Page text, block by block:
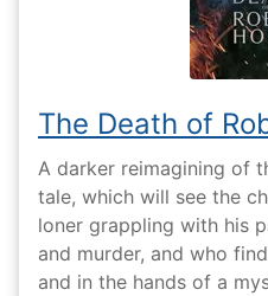
The Death of
A darker reimagining of
tale, which will see the
loner grappling with his
and murder, and who
and in the hands of a